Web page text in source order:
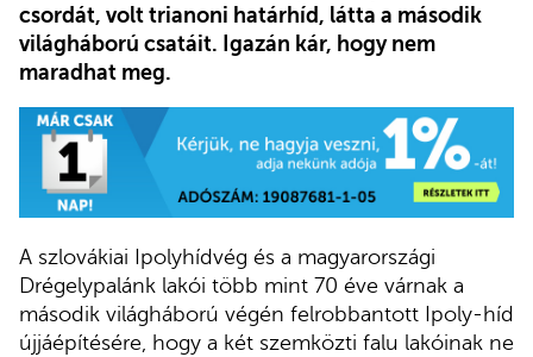
csordát, volt trianoni határhíd, látta a második
világháború csatáit. Igazán kár, hogy nem
maradhat meg.
A szlovákiai Ipolyhídvég és a magyarországi
Drégelypalánk lakói több mint 70 éve várnak a
második világháború végén felrobbantott Ipoly-híd
újjáépítésére, hogy a két szemközti falu lakóinak ne